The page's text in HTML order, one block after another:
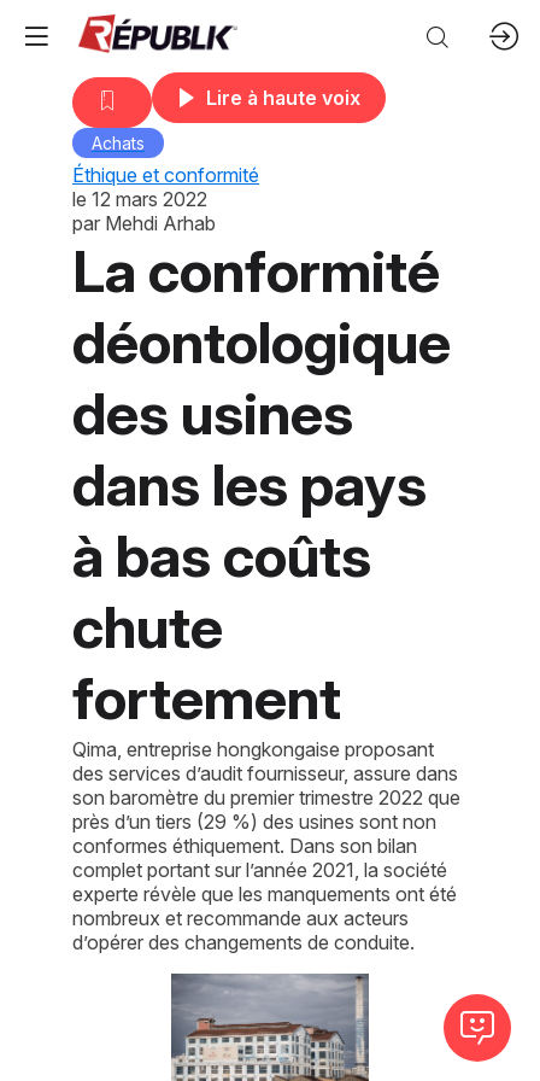
Lire à haute voix
Achats
Éthique et conformité
le 12 mars 2022
par Mehdi Arhab
La conformité
déontologique
des usines
dans les pays
à bas coûts
chute
fortement
Qima, entreprise hongkongaise proposant
des services d’audit fournisseur, assure dans
son baromètre du premier trimestre 2022 que
près d’un tiers (29 %) des usines sont non
conformes éthiquement. Dans son bilan
complet portant sur l’année 2021, la société
experte révèle que les manquements ont été
nombreux et recommande aux acteurs
d’opérer des changements de conduite.